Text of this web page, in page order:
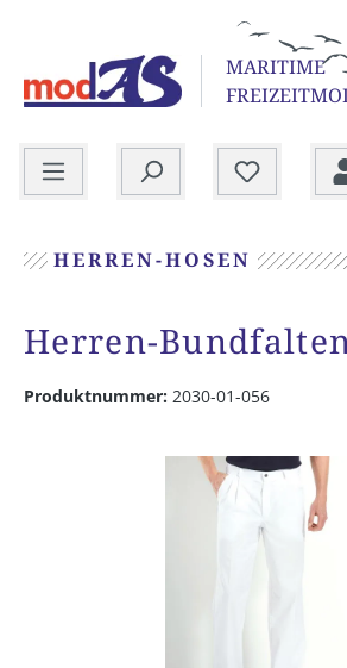
MARITIME
HERREN-HOSEN
Herren-
Produktnummer: 2030-01-056
Bildergalerie überspringen